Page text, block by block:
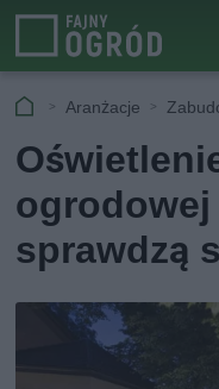
Aranżacje
sprawdzą